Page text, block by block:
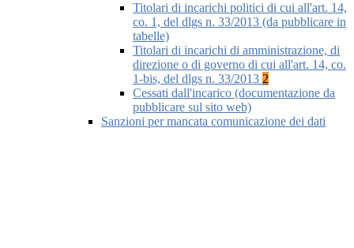
Titolari di incarichi politici di cui all'art. 14,
co. 1, del dlgs n. 33/2013 (da pubblicare in
tabelle)
Titolari di incarichi di amministrazione, di
direzione o di governo di cui all'art. 14, co.
1-bis, del dlgs n. 33/2013 2
Cessati dall'incarico (documentazione da
pubblicare sul sito web)
Sanzioni per mancata comunicazione dei dati